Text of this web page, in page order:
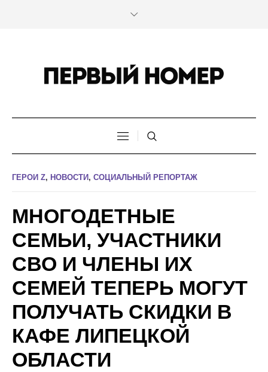
ГЕРОИ Z, НОВОСТИ , СОЦИАЛЬНЫЙ РЕПОРТАЖ
МНОГОДЕТНЫЕ
СЕМЬИ, УЧАСТНИКИ
СВО И ЧЛЕНЫ ИХ
СЕМЕЙ ТЕПЕРЬ МОГУТ
ПОЛУЧАТЬ СКИДКИ В
КАФЕ ЛИПЕЦКОЙ
ОБЛАСТИ